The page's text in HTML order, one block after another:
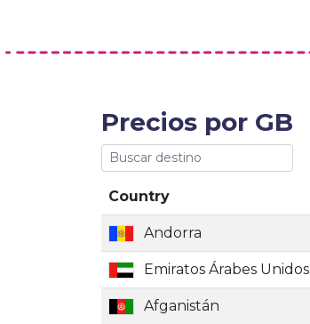
Precios por GB
Country
Andorra
Emiratos Árabes Unidos
Afganistán